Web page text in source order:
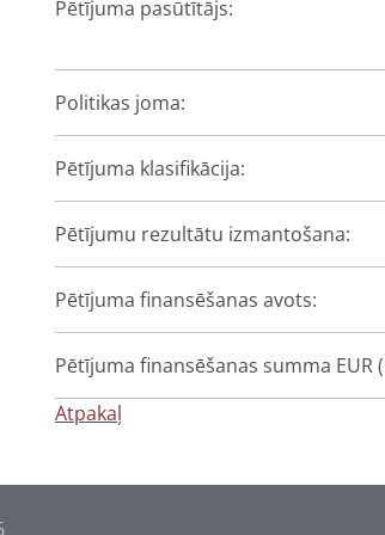
Pētījuma pasūtītājs:
Politikas joma:
Pētījuma klasifikācija:
Pētījumu rezultātu izmantošana:
Pētījuma finansēšanas avots:
Pētījuma finansēšanas summa EUR
Atpakaļ